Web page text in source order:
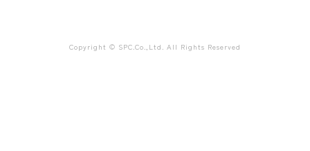
Copyright © SPC.Co.,Ltd. All Rights Reserved